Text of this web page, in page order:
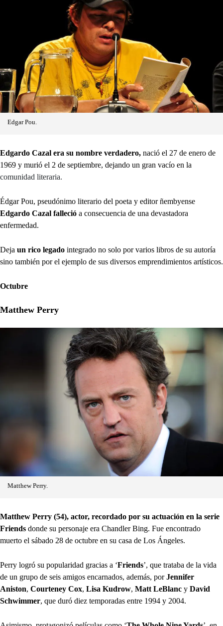
Edgar Pou.
Edgardo Cazal era su nombre verdadero, nació el 27 de enero de
1969 y murió el 2 de septiembre, dejando un gran vacío en la
comunidad literaria.
Édgar Pou, pseudónimo literario del poeta y editor ñembyense
Edgardo Cazal falleció a consecuencia de una devastadora
enfermedad.
Deja un rico legado integrado no solo por varios libros de su autoría
sino también por el ejemplo de sus diversos emprendimientos artísticos.
Octubre
Matthew Perry
Matthew Perry.
Matthew Perry (54), actor, recordado por su actuación en la serie
Friends donde su personaje era Chandler Bing. Fue encontrado
muerto el sábado 28 de octubre en su casa de Los Ángeles.
Perry logró su popularidad gracias a ‘Friends’, que trataba de la vida
de un grupo de seis amigos encarnados, además, porJennifer
Aniston, Courteney Cox, Lisa Kudrow, Matt LeBlanc y David
Schwimmer, que duró diez temporadas entre 1994 y 2004.